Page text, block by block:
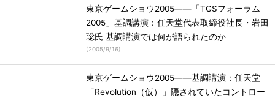
東京ゲームショウ2005――「TGSフォーラム
2005」基調講演：任天堂代表取締役社長・岩田
聡氏 基調講演では何が語られたのか
(2005/9/16)
東京ゲームショウ2005――基調講演：任天堂
「Revolution（仮）」隠されていたコントロー